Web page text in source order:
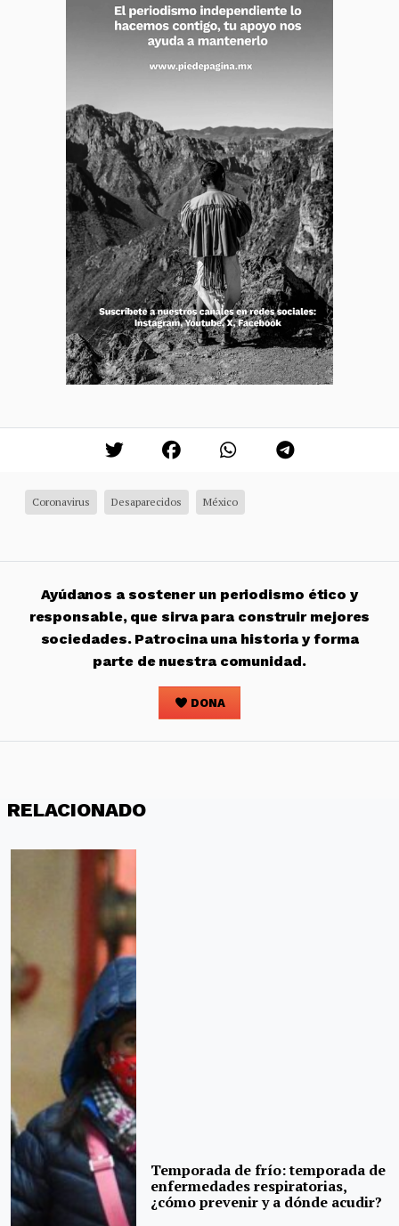
Coronavirus Desaparecidos México
Ayúdanos a sostener un periodismo ético y
responsable, que sirva para construir mejores
sociedades. Patrocina una historia y forma
parte de nuestra comunidad.
DONA
RELACIONADO
Temporada de frío: temporada de
enfermedades respiratorias,
¿cómo prevenir y a dónde acudir?